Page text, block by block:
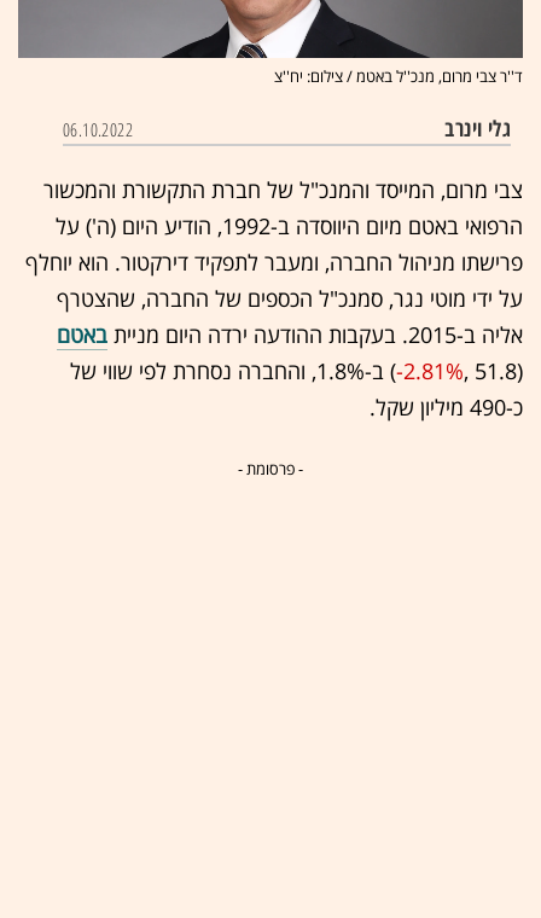
ד''ר צבי מרום, מנכ''ל באטמ / צילום: יח''צ
גלי וינרב 06.10.2022
צבי מרום, המייסד והמנכ"ל של חברת התקשורת והמכשור
הרפואי באטם מיום היווסדה ב-1992, הודיע היום (ה') על
פרישתו מניהול החברה, ומעבר לתפקיד דירקטור. הוא יוחלף
על ידי מוטי נגר, סמנכ"ל הכספים של החברה, שהצטרף
אליה ב-2015. בעקבות ההודעה ירדה היום מניית
באטם
(51.8 ,‎
-2.81%
‏) ב-1.8%, והחברה נסחרת לפי שווי של
כ-490 מיליון שקל.
- פרסומת -